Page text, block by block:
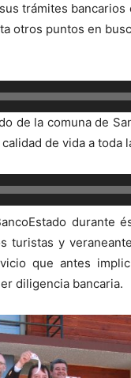
trámites bancarios
otros puntos en
de la comuna de
de vida a toda
durante
turistas y
que antes
diligencia bancaria.